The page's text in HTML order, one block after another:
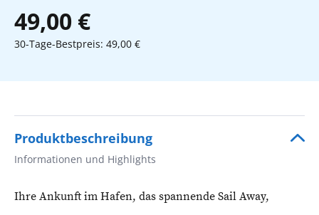
49,00 €
30-Tage-Bestpreis: 49,00 €
Produktbeschreibung
Informationen und Highlights
Ihre Ankunft im Hafen, das spannende Sail Away,